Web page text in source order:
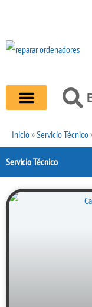
contenido
Buscar
Inicio»Servicio Técnico
Servicio Técnico
Página